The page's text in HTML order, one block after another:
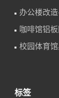
办公楼改
咖啡馆铝
校园体育
标签